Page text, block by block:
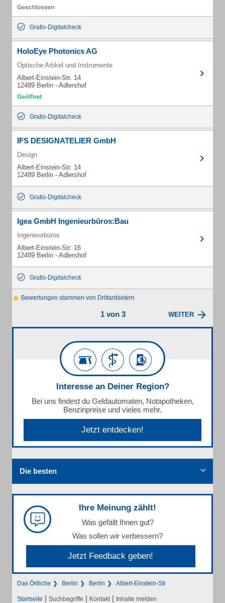
Gratis-Digitalcheck
HoloEye Photonics AG
Optische Artikel und Instrumente
Albert-Einstein-Str. 14
12489 Berlin - Adlershof
Gratis-Digitalcheck
IFS DESIGNATELIER GmbH
Design
Albert-Einstein-Str. 14
12489 Berlin - Adlershof
Gratis-Digitalcheck
Igea GmbH Ingenieurbüros:Bau
Ingenieurbüros
Albert-Einstein-Str. 16
12489 Berlin - Adlershof
Gratis-Digitalcheck
Bewertungen stammen von Drittanbietern
1 von 3 WEITER
Interesse an Deiner Region?
Bei uns findest du Geldautomaten, Notapotheken,
Benzinpreise und vieles mehr.
Jetzt entdecken!
Die besten
Ihre Meinung zählt!
Was gefällt Ihnen gut?
Was sollen wir verbessern?
Jetzt Feedback geben!
Das Örtliche Berlin Berlin Albert-Einstein-Str
Startseite | Suchbegriffe | Kontakt | Inhalte melden